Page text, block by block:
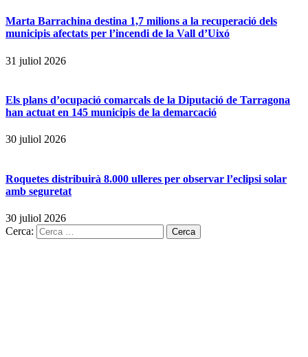
Marta Barrachina destina 1,7 milions a la recuperació dels
municipis afectats per l’incendi de la Vall d’Uixó
31 juliol 2026
Els plans d’ocupació comarcals de la Diputació de Tarragona
han actuat en 145 municipis de la demarcació
30 juliol 2026
Roquetes distribuirà 8.000 ulleres per observar l’eclipsi solar
amb seguretat
30 juliol 2026
Cerca: